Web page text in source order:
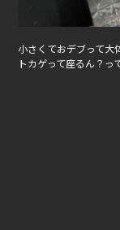
小さくておデブって大
トカゲって座るん？っ